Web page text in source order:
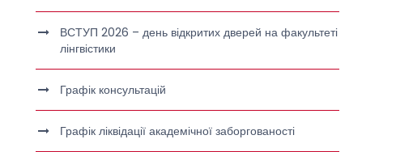
ВСТУП 2026 – день відкритих дверей на факультеті
лінгвістики
Графік консультацій
Графік ліквідації академічної заборгованості